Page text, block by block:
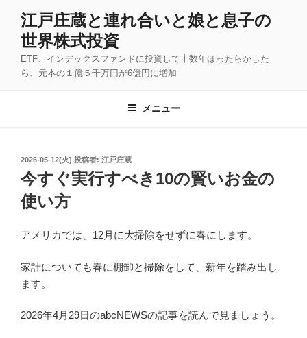
江戸庄蔵と連れ合いと娘と息子の
世界株式投資
ETF、インデックスファンドに投資して十数年ほったらかした
ら、元本の１億５千万円が6億円に増加
メニュー
投
稿
日:
2026-05-12(火) 投稿者: 江戸庄蔵
今すぐ実行すべき10の賢いお金の
使い方
アメリカでは、12月に大掃除をせずに春にします。
家計についても春に棚卸と掃除をして、新年を踏み出し
ます。
2026年4月29日のabcNEWSの記事を読んで見ましょう。